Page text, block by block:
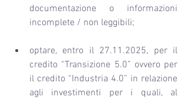
documentazione o informazioni
incomplete / non leggibili;
optare, entro il 27.11.2025, per il
credito “Transizione 5.0” ovvero per
il credito “Industria 4.0” in relazione
agli investimenti per i quali, al